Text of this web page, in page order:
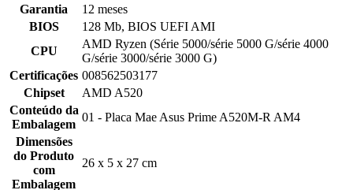
Garantia
12 meses
BIOS
128 Mb, BIOS UEFI AMI
CPU
AMD Ryzen (Série 5000/série 5000 G/série 4000
G/série 3000/série 3000 G)
Certificações 008562503177
Chipset
AMD A520
Conteúdo da
Embalagem
01 - Placa Mae Asus Prime A520M-R AM4
Dimensões
do Produto
com
Embalagem
26 x 5 x 27 cm